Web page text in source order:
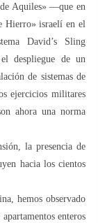
Aquiles» —que en
Hierro» israelí en el
David’s Sling
despliegue de un
de sistemas de
ejercicios militares
ahora una norma
la presencia de
hacia los cientos
hemos observado
enteros